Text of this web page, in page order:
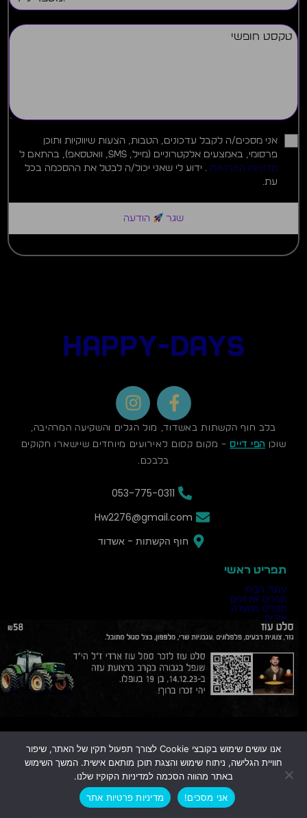
אני מסכים/ה לקבל עדכונים, הטבות, הצעות שיווקיות ותוכן
פרסומי, באמצעים אלקטרוניים (מייל, SMS, וואטסאפ), בהתאם ל
מדיניות הפרטיות . ידוע לי שאני יכול/ה לבטל את ההסכמה בכל
עת.
שגר הודעה
HAPPY-DAYS
F
a
c
e
b
o
k
f
I
n
s
t
r
a
בלב חוף הקשתות באשדוד, מול הגלים והשקיעה המרהיבה,
שוכן הפי דייס– מקום קסום לאירועים מיוחדים שיישארו חקוקים
בלבכם.
053-775-0311
Hw2276@gmail.com
חוף הקשתות - אשדוד
תפריט ראשי
עמוד הבית
תפריט אירועים
תפריט מסעדה
אודות
צור קשר
בלוג
מידע נוסף
הצהרת נגישות
נבנה באהבה ע"י הייסייטבניית אתריםקידום אורגני
אנו עושים שימוש בקובצי Cookie לצורך תפעול תקין של האתר, שיפור
חוויית הגלישה, ניתוח שימוש והצגת תוכן מותאם אישית. המשך השימוש
באתר מהווה הסכמה למדיניות הקוקיז שלנו.
אני מסכים!
מדיניות פרטיות אתר